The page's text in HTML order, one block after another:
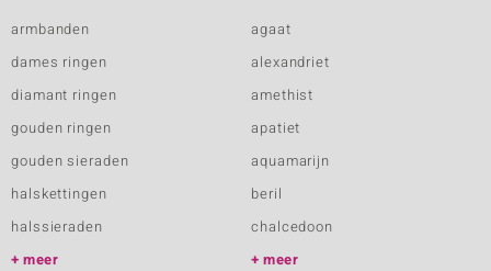
armbanden
dames ringen
diamant ringen
gouden ringen
gouden sieraden
halskettingen
halssieraden
meer
agaat
alexandriet
amethist
apatiet
aquamarijn
beril
chalcedoon
meer